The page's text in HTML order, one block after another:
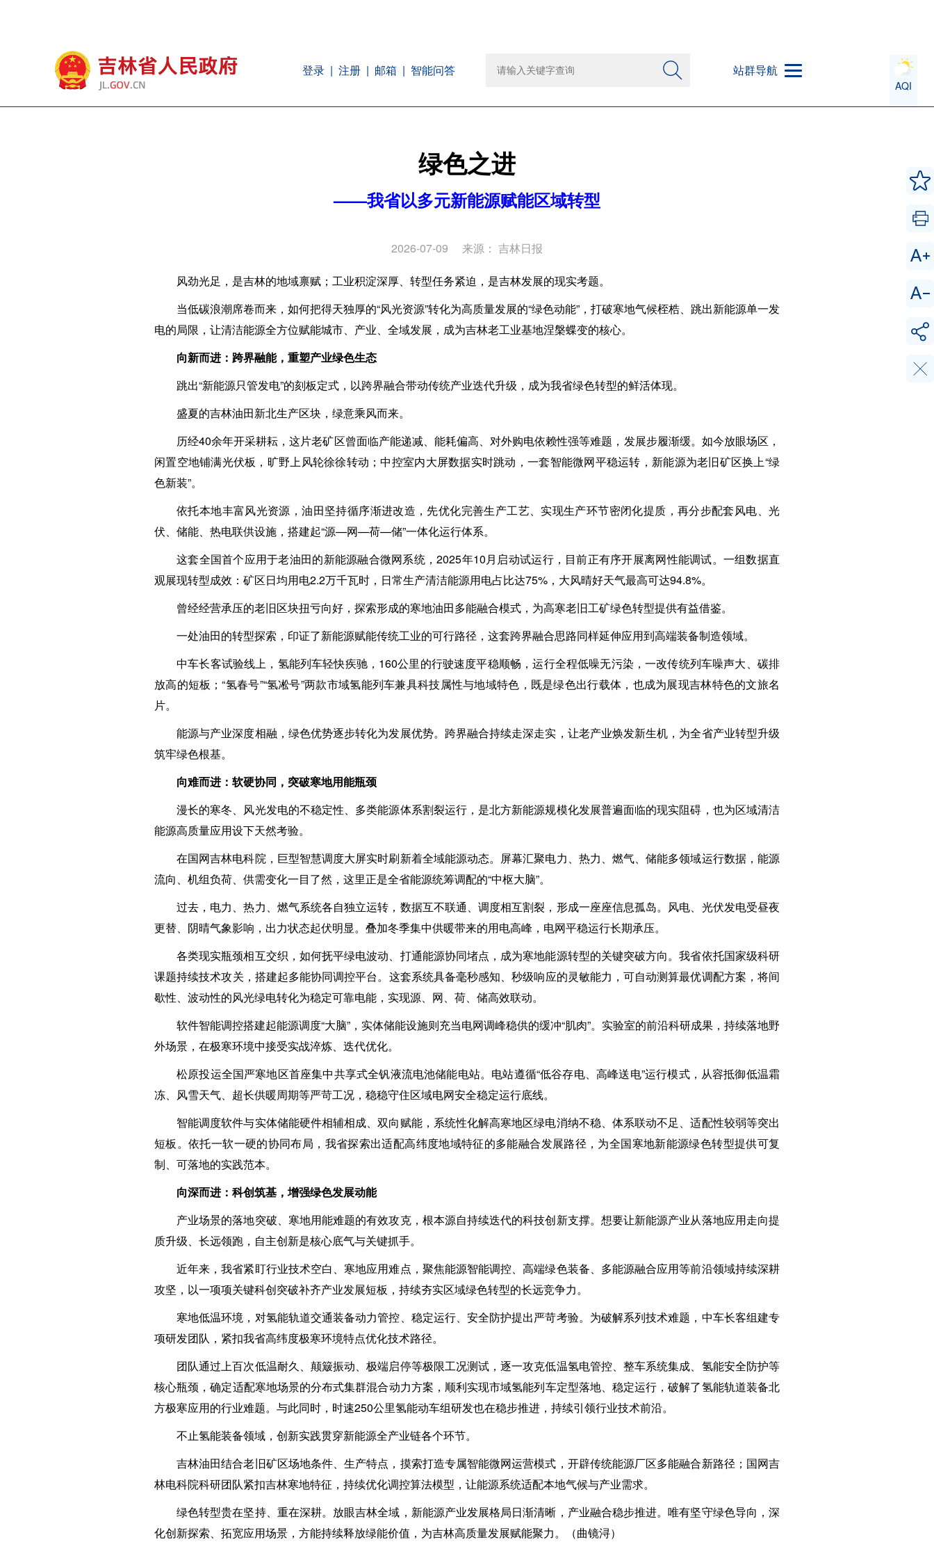
登录 注册 邮箱 智能问答 站群导航
AQI
绿色之进
——我省以多元新能源赋能区域转型
2026-07-09 来源： 吉林日报
风劲光足，是吉林的地域禀赋；工业积淀深厚、转型任务紧迫，是吉林发展的现实考题。
当低碳浪潮席卷而来，如何把得天独厚的“风光资源”转化为高质量发展的“绿色动能”，打破寒地气候桎梏、跳出新能源单一发
电的局限，让清洁能源全方位赋能城市、产业、全域发展，成为吉林老工业基地涅槃蝶变的核心。
向新而进：跨界融能，重塑产业绿色生态
跳出“新能源只管发电”的刻板定式，以跨界融合带动传统产业迭代升级，成为我省绿色转型的鲜活体现。
盛夏的吉林油田新北生产区块，绿意乘风而来。
历经40余年开采耕耘，这片老矿区曾面临产能递减、能耗偏高、对外购电依赖性强等难题，发展步履渐缓。如今放眼场区，
闲置空地铺满光伏板，旷野上风轮徐徐转动；中控室内大屏数据实时跳动，一套智能微网平稳运转，新能源为老旧矿区换上“绿
色新装”。
依托本地丰富风光资源，油田坚持循序渐进改造，先优化完善生产工艺、实现生产环节密闭化提质，再分步配套风电、光
伏、储能、热电联供设施，搭建起“源—网—荷—储”一体化运行体系。
这套全国首个应用于老油田的新能源融合微网系统，2025年10月启动试运行，目前正有序开展离网性能调试。一组数据直
观展现转型成效：矿区日均用电2.2万千瓦时，日常生产清洁能源用电占比达75%，大风晴好天气最高可达94.8%。
曾经经营承压的老旧区块扭亏向好，探索形成的寒地油田多能融合模式，为高寒老旧工矿绿色转型提供有益借鉴。
一处油田的转型探索，印证了新能源赋能传统工业的可行路径，这套跨界融合思路同样延伸应用到高端装备制造领域。
中车长客试验线上，氢能列车轻快疾驰，160公里的行驶速度平稳顺畅，运行全程低噪无污染，一改传统列车噪声大、碳排
放高的短板；“氢春号”“氢凇号”两款市域氢能列车兼具科技属性与地域特色，既是绿色出行载体，也成为展现吉林特色的文旅名
片。
能源与产业深度相融，绿色优势逐步转化为发展优势。跨界融合持续走深走实，让老产业焕发新生机，为全省产业转型升级
筑牢绿色根基。
向难而进：软硬协同，突破寒地用能瓶颈
漫长的寒冬、风光发电的不稳定性、多类能源体系割裂运行，是北方新能源规模化发展普遍面临的现实阻碍，也为区域清洁
能源高质量应用设下天然考验。
在国网吉林电科院，巨型智慧调度大屏实时刷新着全域能源动态。屏幕汇聚电力、热力、燃气、储能多领域运行数据，能源
流向、机组负荷、供需变化一目了然，这里正是全省能源统筹调配的“中枢大脑”。
过去，电力、热力、燃气系统各自独立运转，数据互不联通、调度相互割裂，形成一座座信息孤岛。风电、光伏发电受昼夜
更替、阴晴气象影响，出力状态起伏明显。叠加冬季集中供暖带来的用电高峰，电网平稳运行长期承压。
各类现实瓶颈相互交织，如何抚平绿电波动、打通能源协同堵点，成为寒地能源转型的关键突破方向。我省依托国家级科研
课题持续技术攻关，搭建起多能协同调控平台。这套系统具备毫秒感知、秒级响应的灵敏能力，可自动测算最优调配方案，将间
歇性、波动性的风光绿电转化为稳定可靠电能，实现源、网、荷、储高效联动。
软件智能调控搭建起能源调度“大脑”，实体储能设施则充当电网调峰稳供的缓冲“肌肉”。实验室的前沿科研成果，持续落地野
外场景，在极寒环境中接受实战淬炼、迭代优化。
松原投运全国严寒地区首座集中共享式全钒液流电池储能电站。电站遵循“低谷存电、高峰送电”运行模式，从容抵御低温霜
冻、风雪天气、超长供暖周期等严苛工况，稳稳守住区域电网安全稳定运行底线。
智能调度软件与实体储能硬件相辅相成、双向赋能，系统性化解高寒地区绿电消纳不稳、体系联动不足、适配性较弱等突出
短板。依托一软一硬的协同布局，我省探索出适配高纬度地域特征的多能融合发展路径，为全国寒地新能源绿色转型提供可复
制、可落地的实践范本。
向深而进：科创筑基，增强绿色发展动能
产业场景的落地突破、寒地用能难题的有效攻克，根本源自持续迭代的科技创新支撑。想要让新能源产业从落地应用走向提
质升级、长远领跑，自主创新是核心底气与关键抓手。
近年来，我省紧盯行业技术空白、寒地应用难点，聚焦能源智能调控、高端绿色装备、多能源融合应用等前沿领域持续深耕
攻坚，以一项项关键科创突破补齐产业发展短板，持续夯实区域绿色转型的长远竞争力。
寒地低温环境，对氢能轨道交通装备动力管控、稳定运行、安全防护提出严苛考验。为破解系列技术难题，中车长客组建专
项研发团队，紧扣我省高纬度极寒环境特点优化技术路径。
团队通过上百次低温耐久、颠簸振动、极端启停等极限工况测试，逐一攻克低温氢电管控、整车系统集成、氢能安全防护等
核心瓶颈，确定适配寒地场景的分布式集群混合动力方案，顺利实现市域氢能列车定型落地、稳定运行，破解了氢能轨道装备北
方极寒应用的行业难题。与此同时，时速250公里氢能动车组研发也在稳步推进，持续引领行业技术前沿。
不止氢能装备领域，创新实践贯穿新能源全产业链各个环节。
吉林油田结合老旧矿区场地条件、生产特点，摸索打造专属智能微网运营模式，开辟传统能源厂区多能融合新路径；国网吉
林电科院科研团队紧扣吉林寒地特征，持续优化调控算法模型，让能源系统适配本地气候与产业需求。
绿色转型贵在坚持、重在深耕。放眼吉林全域，新能源产业发展格局日渐清晰，产业融合稳步推进。唯有坚守绿色导向，深
化创新探索、拓宽应用场景，方能持续释放绿能价值，为吉林高质量发展赋能聚力。（曲镜浔）